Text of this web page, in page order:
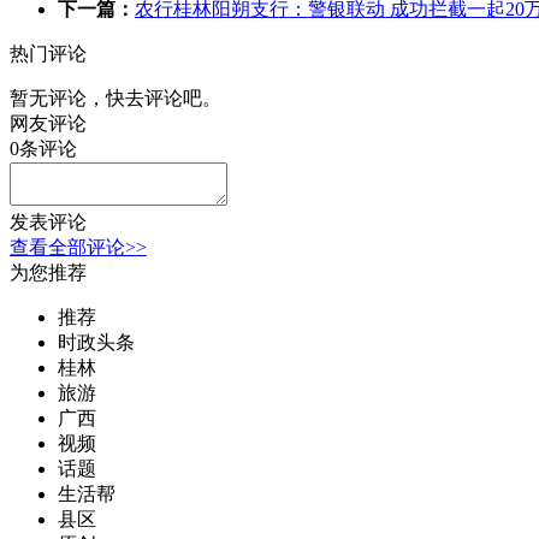
下一篇： 农行桂林阳朔支行：警银联动 成功拦截一起20
热门评论
暂无评论，快去评论吧。
网友评论
0条评论
发表评论
查看全部评论>>
为您推荐
推荐
时政头条
桂林
旅游
广西
视频
话题
生活帮
县区